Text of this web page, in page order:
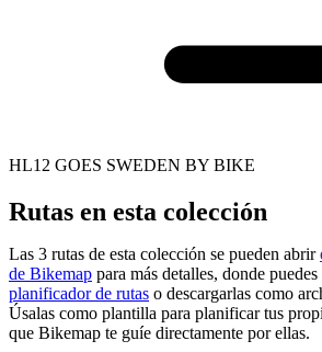
HL12 GOES SWEDEN BY BIKE
Rutas en esta colección
Las 3 rutas de esta colección se pueden abrir
de Bikemap para más detalles, donde puedes
planificador de rutas o descargarlas como
Úsalas como plantilla para planificar tus
que Bikemap te guíe directamente por ellas.